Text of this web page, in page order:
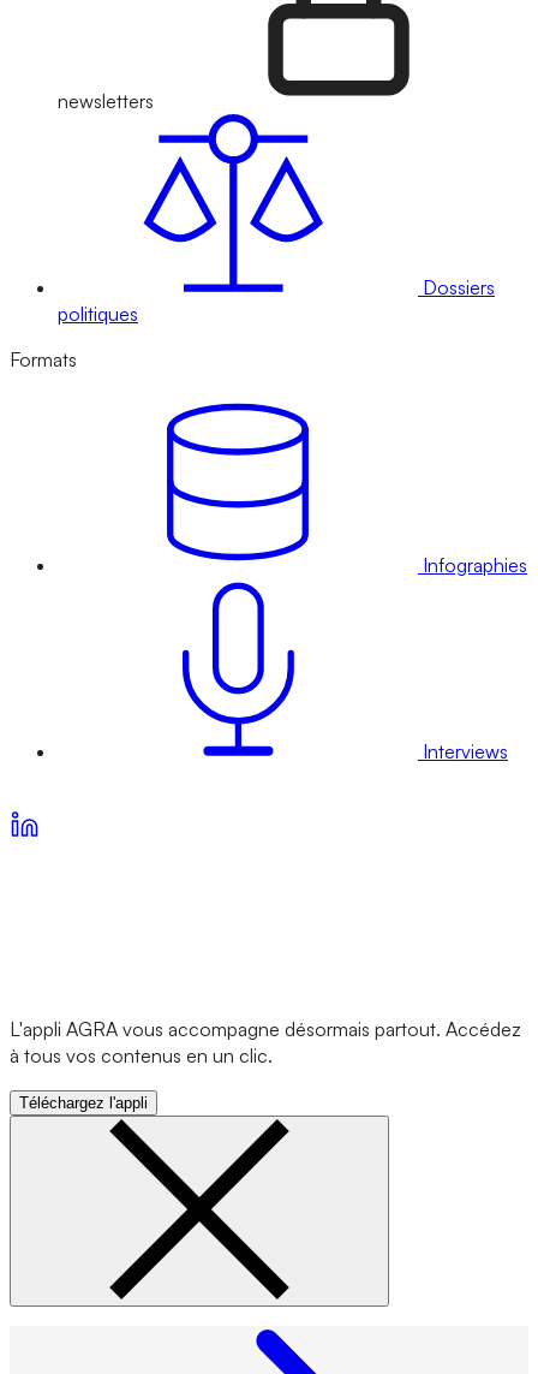
newsletters
Dossiers
politiques
Formats
Infographies
Interviews
L'appli AGRA vous accompagne désormais partout. Accédez
à tous vos contenus en un clic.
Téléchargez l'appli